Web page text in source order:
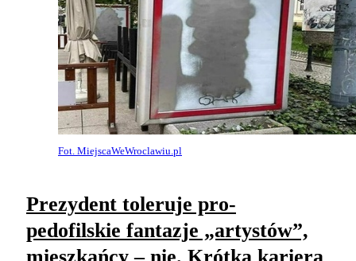
Fot. MiejscaWeWroclawiu.pl
Prezydent toleruje pro-
pedofilskie fantazje „artystów”,